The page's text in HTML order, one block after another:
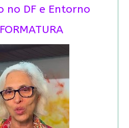
no DF e Entorno